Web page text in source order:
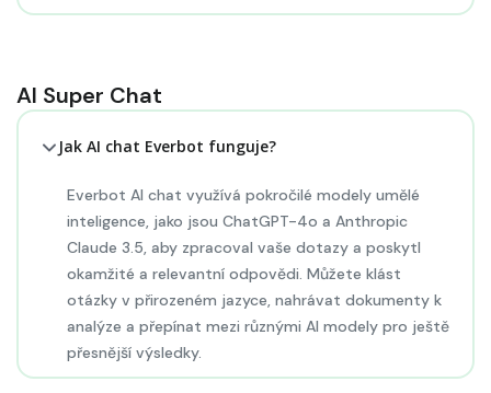
AI Super Chat
Jak AI chat Everbot funguje?
Everbot AI chat využívá pokročilé modely umělé
inteligence, jako jsou ChatGPT-4o a Anthropic
Claude 3.5, aby zpracoval vaše dotazy a poskytl
okamžité a relevantní odpovědi. Můžete klást
otázky v přirozeném jazyce, nahrávat dokumenty k
analýze a přepínat mezi různými AI modely pro ještě
přesnější výsledky.